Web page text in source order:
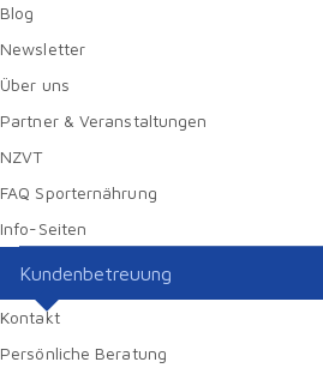
Blog
Newsletter
Über uns
Partner & Veranstaltungen
NZVT
FAQ Sporternährung
Info-Seiten
Kundenbetreuung
Kontakt
Persönliche Beratung